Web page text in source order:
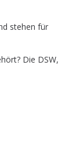
stehen für
? Die DSW,